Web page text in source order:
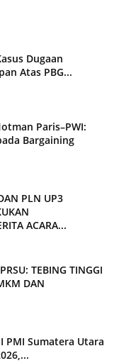
Dugaan
Atas PBG...
Paris–PWI:
Bargaining
PLN UP3
ACARA...
TEBING TINGGI
DAN
PMI Sumatera Utara